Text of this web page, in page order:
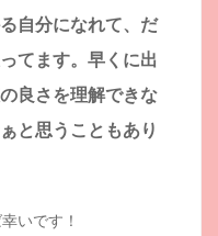
自分になれて、だ
てます。早くに出
良さを理解できな
と思うこともあり
いです！